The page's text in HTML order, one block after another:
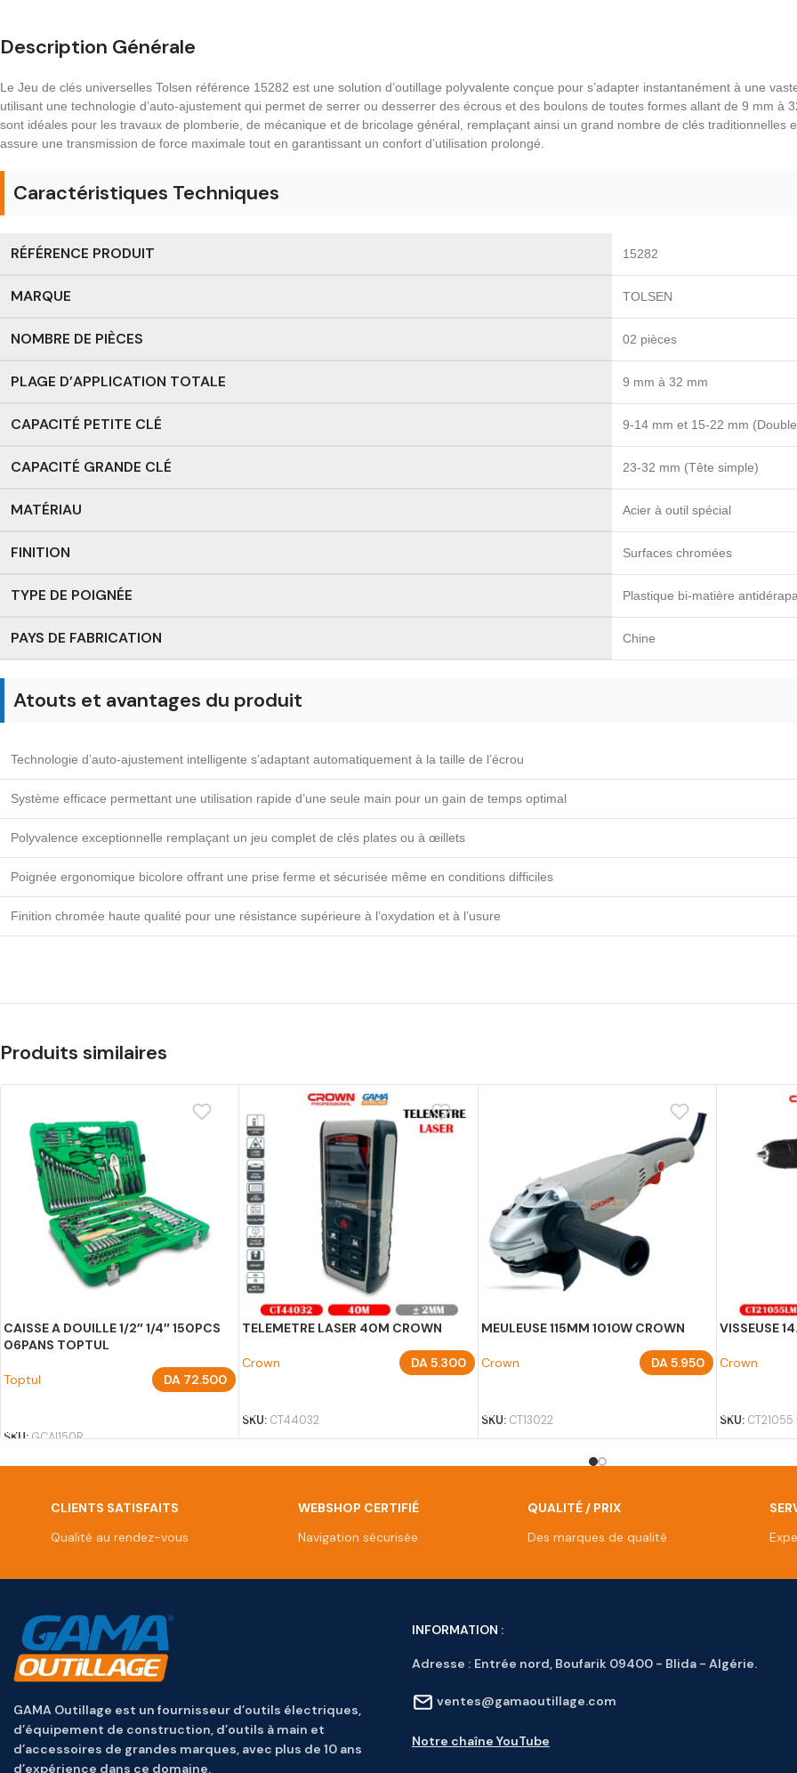
Description Générale
Le Jeu de clés universelles Tolsen référence 15282 est une solution d’outillage polyvalente conçue pour s’adapter instantanément à une
utilisant une technologie d’auto-ajustement qui permet de serrer ou desserrer des écrous et des boulons de toutes formes allant de 9 mm
sont idéales pour les travaux de plomberie, de mécanique et de bricolage général, remplaçant ainsi un grand nombre de clés
assure une transmission de force maximale tout en garantissant un confort d’utilisation prolongé.
Caractéristiques Techniques
RÉFÉRENCE PRODUIT 15282
MARQUE TOLSEN
NOMBRE DE PIÈCES 02 pièces
PLAGE D’APPLICATION TOTALE 9 mm à 32 mm
CAPACITÉ PETITE CLÉ 9-14 mm et 15-22 mm
CAPACITÉ GRANDE CLÉ 23-32 mm (Tête simple)
MATÉRIAU Acier à outil spécial
FINITION Surfaces chromées
TYPE DE POIGNÉE Plastique bi-matière
PAYS DE FABRICATION Chine
Atouts et avantages du produit
Technologie d’auto-ajustement intelligente s’adaptant automatiquement à la taille de l’écrou
Système efficace permettant une utilisation rapide d’une seule main pour un gain de temps optimal
Polyvalence exceptionnelle remplaçant un jeu complet de clés plates ou à œillets
Poignée ergonomique bicolore offrant une prise ferme et sécurisée même en conditions difficiles
Finition chromée haute qualité pour une résistance supérieure à l’oxydation et à l’usure
Produits similaires
CAISSE A DOUILLE 1/2″ 1/4″ 150PCS
06PANS TOPTUL
Toptul DA 72.500
SKU:GCAI150R
TELEMETRE LASER 40M CROWN
Crown DA5.300
SKU: CT44032
MEULEUSE 115MM 1010W CROWN
Crown DA5.950
SKU: CT13022
VISSEUSE
Crown
SKU: CT21055
CLIENTS SATISFAITS
Qualité au rendez-vous
WEBSHOP CERTIFIÉ
Navigation sécurisée
QUALITÉ / PRIX
Des marques de qualité
GAMA Outillage est un fournisseur d’outils électriques,
d’équipement de construction, d’outils à main et
d’accessoires de grandes marques, avec plus de 10 ans
d’expérience dans ce domaine.
INFORMATION :
Adresse : Entrée nord, Boufarik 09400 - Blida - Algérie.
ventes@gamaoutillage.com
Notre chaîne YouTube